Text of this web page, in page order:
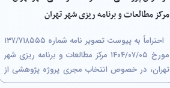
مرکز مطالعات و برنامه ریزی شهر تهران
احتراماً به پیوست تصویر نامه شماره ۷۱۸۵۵۵/‏۱۳۷
مورخ ۰۵/‏۰۷/‏۱۴۰۴‬ مرکز مطالعات و برنامه ریزی شهر
تهران، در خصوص انتخاب مجری پروژه پژوهشی از
طریق کمیسیون معاملات با عنوان"سند توسعه